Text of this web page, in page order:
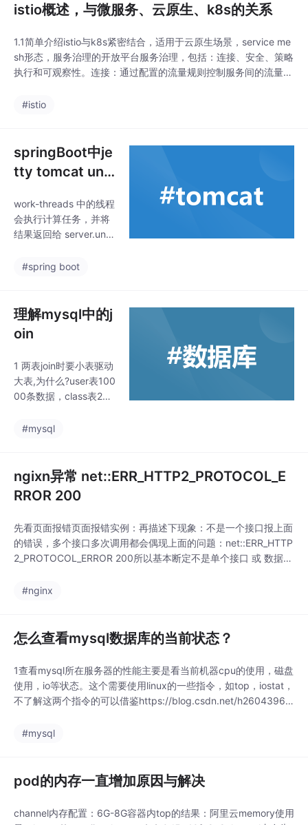
istio概述，与微服务、云原生、k8s的关系
1.1简单介绍istio与k8s紧密结合，适用于云原生场景，service me
sh形态，服务治理的开放平台服务治理，包括：连接、安全、策略
执行和可观察性。连接：通过配置的流量规则控制服务间的流量和
安全：提供认证机制、通道加密、服务访问授权等，增强服务访问
#istio
springBoot中je
tty tomcat und
dertow线程池
配置
work-threads 中的线程
会执行计算任务，并将
结果返回给 server.und
线程。为了提高服务器
设置两个线程池：serve
r.undertow.io-threads
和 work-threads。构建
序，可以选择 Tomca
t。这里io-threads和wo
rker-threa
#spring boot
理解mysql中的j
oin
1 两表join时要小表驱动
大表,为什么?user表100
00条数据，class表20
er u left join class c on
次，每次获取user的us
erid到class中找与user
表userid相同的记录，
l，仅仅需要循环20次se
lect * f...
#mysql
ngixn异常 net::ERR_HTTP2_PROTOCOL_E
RROR 200
先看页面报错页面报错实例：再描述下现象：不是一个接口报上面
的错误，多个接口多次调用都会偶现上面的问题：net::ERR_HTTP
2_PROTOCOL_ERROR 200所以基本断定不是单个接口 或 数据库
定是nginx出了问题，但是是nginx中的哪台机器的什么原因导致的
#nginx
怎么查看mysql数据库的当前状态？
1查看mysql所在服务器的性能主要是看当前机器cpu的使用，磁盘
使用，io等状态。这个需要使用linux的一些指令，如top，iostat，
不了解这两个指令的可以借鉴https://blog.csdn.net/h26043967
运行情况SHOW STATUS;二、查看INNODB数据库...
#mysql
pod的内存一直增加原因与解决
channel内存配置：6G-8G容器内top的结果：阿里云memory使用